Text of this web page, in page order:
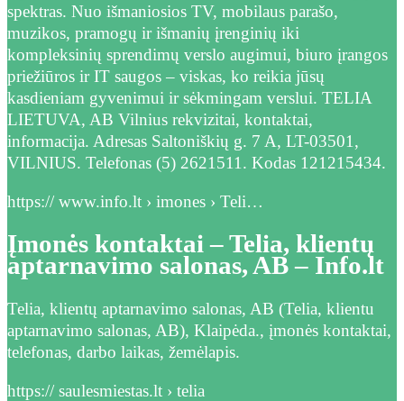
spektras. Nuo išmaniosios TV, mobilaus parašo,
muzikos, pramogų ir išmanių įrenginių iki
kompleksinių sprendimų verslo augimui, biuro įrangos
priežiūros ir IT saugos – viskas, ko reikia jūsų
kasdieniam gyvenimui ir sėkmingam verslui. TELIA
LIETUVA, AB Vilnius rekvizitai, kontaktai,
informacija. Adresas Saltoniškių g. 7 A, LT-03501,
VILNIUS. Telefonas (5) 2621511. Kodas 121215434.
https:// www.info.lt › imones › Teli…
Įmonės kontaktai – Telia, klientų
aptarnavimo salonas, AB – Info.lt
Telia, klientų aptarnavimo salonas, AB (Telia, klientu
aptarnavimo salonas, AB), Klaipėda., įmonės kontaktai,
telefonas, darbo laikas, žemėlapis.
https:// saulesmiestas.lt › telia